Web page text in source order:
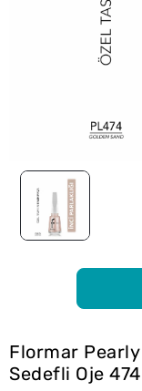
Flormar
Sedefli Oje